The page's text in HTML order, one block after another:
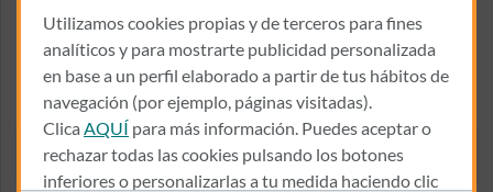
EDUARDO
PLAZA DE LA LIBERTAD, 10, CENTRE MEDIC CMQR
43201 - REUS
977 321 555
Llamar a GONZALEZ
Utilizamos cookies propias y de terceros para fines
analíticos y para mostrarte publicidad personalizada
en base a un perfil elaborado a partir de tus hábitos de
navegación (por ejemplo, páginas visitadas).
Clica AQUÍ para más información. Puedes aceptar o
rechazar todas las cookies pulsando los botones
inferiores o personalizarlas a tu medida haciendo clic